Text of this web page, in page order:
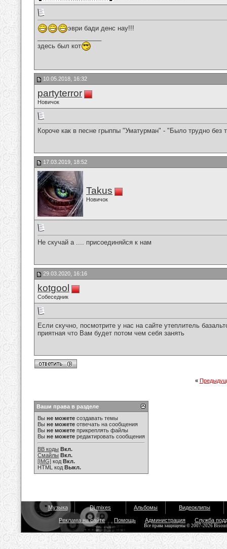
эври бади денс нау!!!
здесь был кот
10.05.2018, 16:32
partyterror
Новичок
Короче как в песне грыппы "Уматурман" - "Было трудно без
17.03.2019, 18:52
Takus
Новичок
Не скучай а .... присоединяйся к нам
29.03.2020, 16:16
kotgool
Собеседник
Если скучно, посмотрите у нас на сайте утеплитель
приятная что Вам будет потом чем себя занять
«
Ваши права в разделе
Вы не можете создавать темы
Вы не можете отвечать на сообщения
Вы не можете прикреплять файлы
Вы не можете редактировать сообщения
BB коды Вкл.
Смайлы Вкл.
[IMG] код Вкл.
HTML код Выкл.
Музыка Dj mixes Альбомы Видеоклипы
Реклама на сайте Помощь Администрация Служба
Все права защищены © 2007-2026